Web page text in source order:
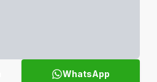
WhatsApp